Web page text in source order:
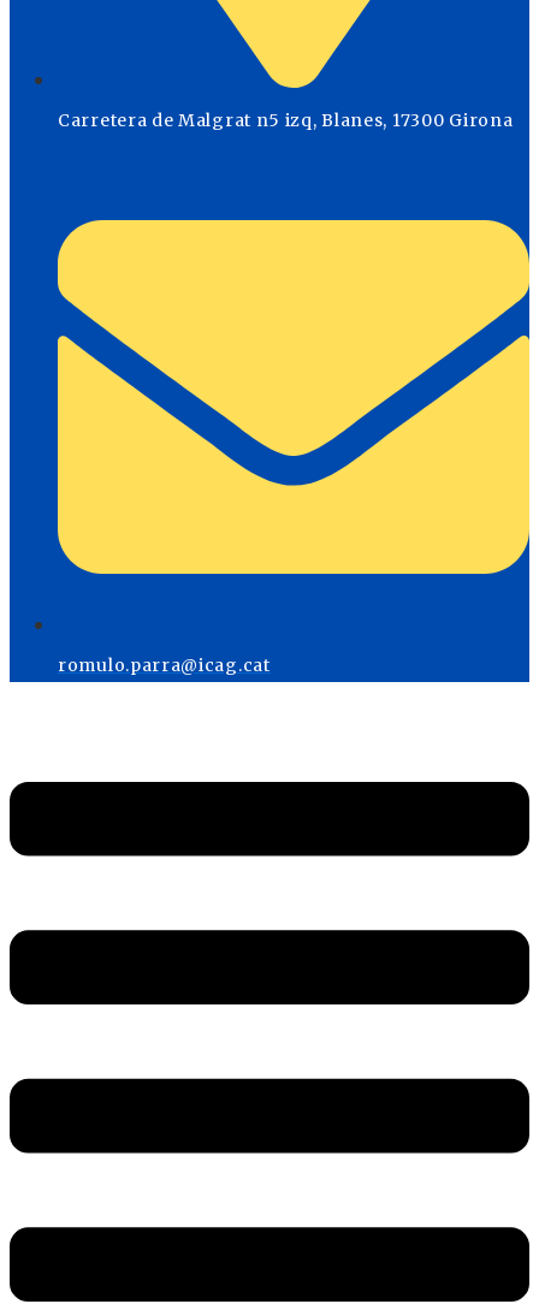
Carretera de Malgrat n5 izq, Blanes, 17300 Girona
romulo.parra@icag.cat